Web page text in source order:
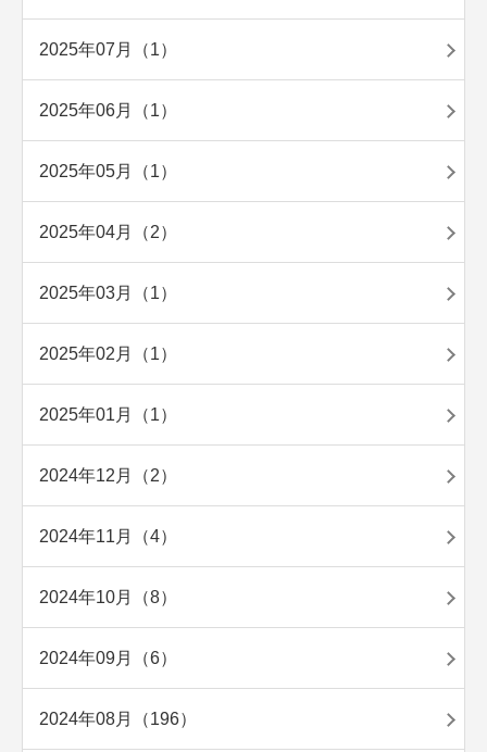
2025年07月（1）
2025年06月（1）
2025年05月（1）
2025年04月（2）
2025年03月（1）
2025年02月（1）
2025年01月（1）
2024年12月（2）
2024年11月（4）
2024年10月（8）
2024年09月（6）
2024年08月（196）